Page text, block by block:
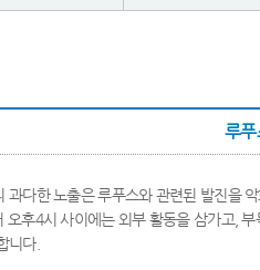
루푸
과다한 노출은 루푸스와 관련된 발진을
오후4시 사이에는 외부 활동을 삼가고,
니다.